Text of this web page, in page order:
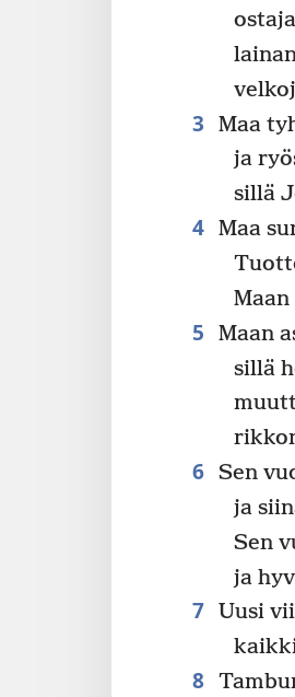
3
Maa
ja
sillä
4 Maa
5 Maan
sillä
6 Sen
ja
Sen
ja
7 Uusi
8